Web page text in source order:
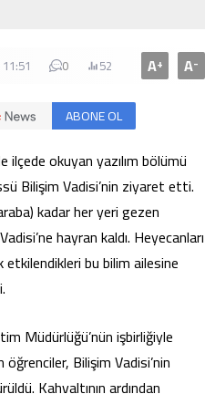
0 52 A+ A-
ABONE OL
ilçede okuyan yazılım bölümü
Bilişim Vadisi’nin ziyaret etti.
kadar her yeri gezen
hayran kaldı. Heyecanları
bu bilim ailesine
Müdürlüğü’nün işbirliğiyle
Bilişim Vadisi’nin
Kahvaltının ardından